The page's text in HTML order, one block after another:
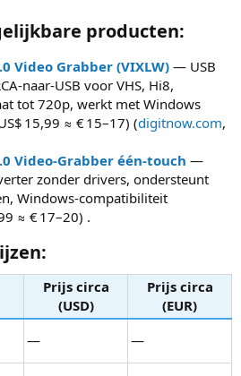
producten:​
Video Grabber (VIXLW) — USB
voor VHS, Hi8,
tot 720p, werkt met Windows
15,99 ≈ € 15–17) (digitnow.com,
Video‑Grabber één‑touch —
zonder drivers, ondersteunt
Windows‑compatibiliteit
≈ € 17–20) .
Prijs circa
(USD)
Prijs circa
(EUR)
—
—